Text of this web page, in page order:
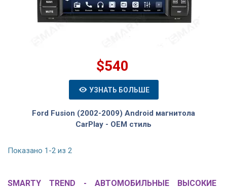
$540
УЗНАТЬ БОЛЬШЕ
Ford Fusion (2002-2009) Android магнитола
CarPlay - OEM стиль
Показано 1-2 из 2
SMARTY TREND - АВТОМОБИЛЬНЫЕ ВЫСОКИЕ